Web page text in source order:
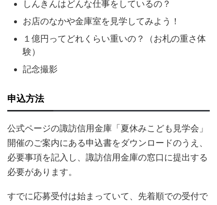
しんきんはどんな仕事をしているの？
お店のなかや金庫室を見学してみよう！
１億円ってどれくらい重いの？（お札の重さ体
験）
記念撮影
申込方法
公式ページの諏訪信用金庫「夏休みこども見学会」
開催のご案内にある申込書をダウンロードのうえ、
必要事項を記入し、諏訪信用金庫の窓口に提出する
必要があります。
すでに応募受付は始まっていて、先着順での受付で